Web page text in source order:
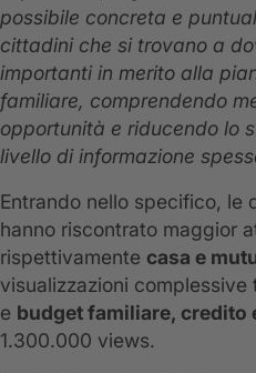
possibile concreta e
cittadini che si trovano a
importanti in merito alla
familiare, comprendendo
opportunità e riducendo lo
livello di informazione
Entrando nello specifico, le
hanno riscontrato maggior
rispettivamente casa e
visualizzazioni complessive
e budget familiare, credito
1.300.000 views.